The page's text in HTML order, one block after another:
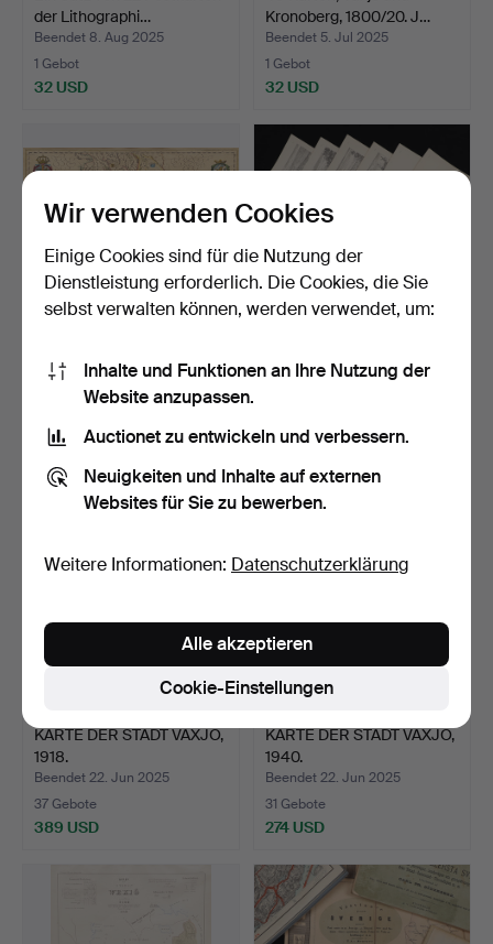
der Lithographi…
Beendet 8. Aug 2025
1 Gebot
32 USD
Kronoberg, 1800/20. J…
Beendet 5. Jul 2025
1 Gebot
32 USD
KARTE, Gothia 17.
Jahrhundert, späterer Dr…
Beendet 23. Jun 2025
1 Gebot
Ein Set von 23
schwedischen Antiqua et
1 Gebot
KARTE DER STADT VÄXJÖ,
1918.
Beendet 22. Jun 2025
37 Gebote
389 USD
KARTE DER STADT VÄXJÖ,
1940.
Beendet 22. Jun 2025
31 Gebote
274 USD
Wir verwenden Cookies
Einige Cookies sind für die Nutzung der
Dienstleistung erforderlich. Die Cookies, die Sie
selbst verwalten können, werden verwendet, um:
Inhalte und Funktionen an Ihre Nutzung der
Website anzupassen.
Auctionet zu entwickeln und verbessern.
Neuigkeiten und Inhalte auf externen
Websites für Sie zu bewerben.
Weitere Informationen: Datenschutzerklärung
Cookie-Einstellungen
Alle akzeptieren